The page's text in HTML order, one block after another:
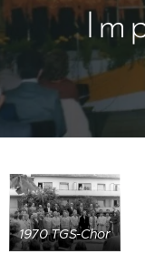
1970 TGS-Chor